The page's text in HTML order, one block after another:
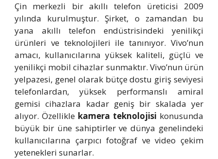
Çin merkezli bir akıllı telefon üreticisi 2009
yılında kurulmuştur. Şirket, o zamandan bu
yana akıllı telefon endüstrisindeki yenilikçi
ürünleri ve teknolojileri ile tanınıyor. Vivo’nun
amacı, kullanıcılarına yüksek kaliteli, güçlü ve
yenilikçi mobil cihazlar sunmaktır. Vivo’nun ürün
yelpazesi, genel olarak bütçe dostu giriş seviyesi
telefonlardan, yüksek performanslı amiral
gemisi cihazlara kadar geniş bir skalada yer
alıyor. Özellikle kamera teknolojisi konusunda
büyük bir üne sahiptirler ve dünya genelindeki
kullanıcılarına çarpıcı fotoğraf ve video çekim
yetenekleri sunarlar.